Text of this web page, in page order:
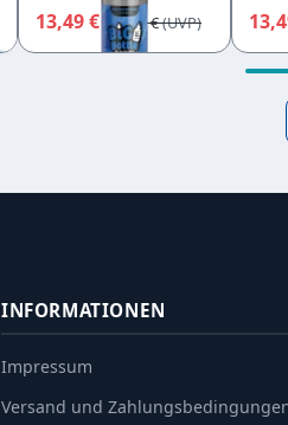
Bottle Flavours
13,49 € 14,95 €
INFORMATIONEN
Impressum
Versand und